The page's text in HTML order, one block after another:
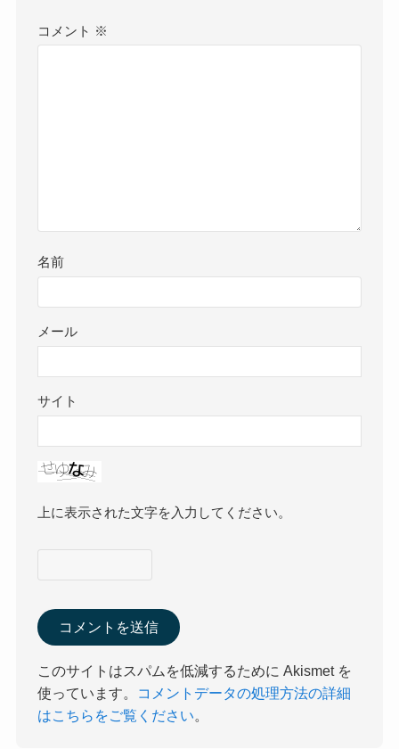
コメント ※
名前
メール
サイト
上に表示された文字を入力してください。
このサイトはスパムを低減するために Akismet を
使っています。
コメントデータの処理方法の詳細
はこちらをご覧ください。